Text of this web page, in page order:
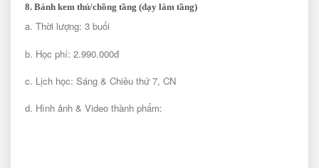
8. Bánh kem thú/chồng tầng (dạy làm tầng)
a. Thời lượng: 3 buổi
b. Học phí: 2.990.000đ
c. Lịch học: Sáng & Chiều thứ 7, CN
d. Hình ảnh & Video thành phẩm: